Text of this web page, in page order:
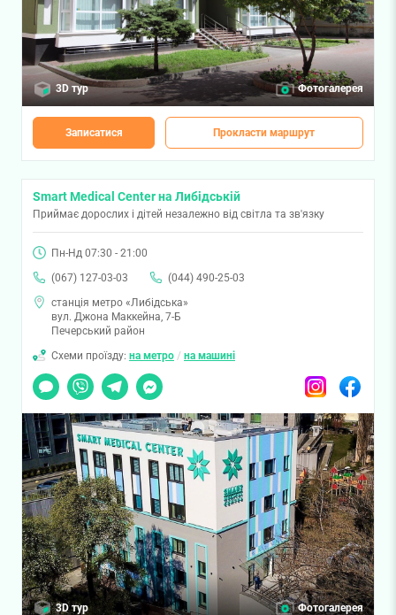
3D тур Фотогалерея
Записатися Прокласти маршрут
Smart Medical Center на Либідській
Приймає дорослих і дітей незалежно від світла та зв'язку
Пн-Нд 07:30 - 21:00
(067) 127-03-03
(044) 490-25-03
станція метро «Либідська»
вул. Джона Маккейна, 7-Б
Печерський район
Схеми проїзду: на метро / на машині
Чат
Viber TelegramMessenger InstagramFacebook
3D тур Фотогалерея